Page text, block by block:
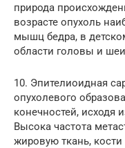
природа
возрасте опухоль
мышц бедра, в
области головы и
10. Эпителиоидная
опухолевого
конечностей, исходя
Высока частота
жировую ткань,